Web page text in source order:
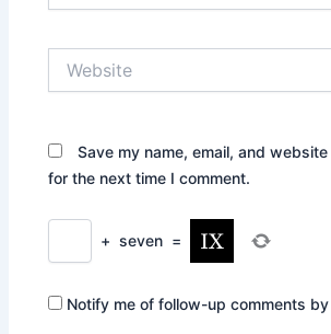
Save my name, email, and
for the next time I comment.
+ seven =
Notify me of follow-up comments by